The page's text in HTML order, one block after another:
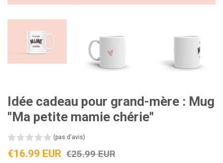
Idée cadeau pour grand-mère : Mug
"Ma petite mamie chérie"
(pas d'avis)
Prix
€16.99 EUR
Prix
€25.99 EUR